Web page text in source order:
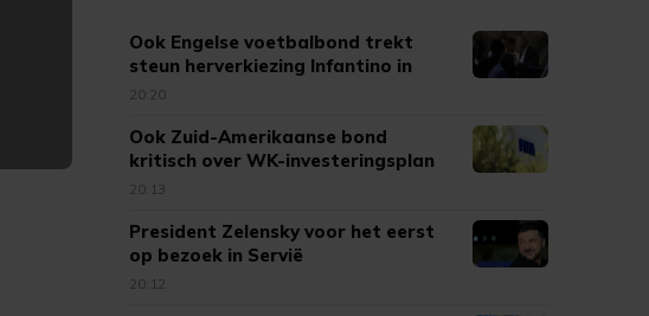
Ook Engelse voetbalbond trekt
steun herverkiezing Infantino in
20:20
Ook Zuid-Amerikaanse bond
kritisch over WK-investeringsplan
FIFA
20:13
President Zelensky voor het eerst
op bezoek in Servië
20:12